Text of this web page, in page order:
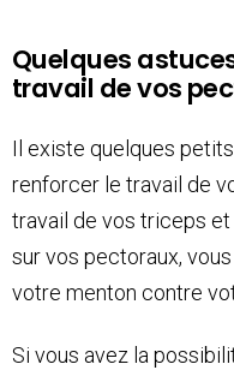
Quelques
travail de vos
Il existe quelques
renforcer le travail de
travail de vos triceps
sur vos pectoraux,
votre menton contre
Si vous avez la